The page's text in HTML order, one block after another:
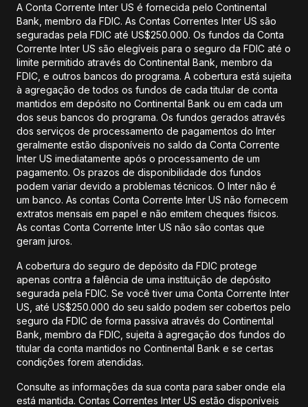
A Conta Corrente Inter US é fornecida pelo Continental
Bank, membro da FDIC. As Contas Correntes Inter US são
seguradas pela FDIC até US$250.000. Os fundos da Conta
Corrente Inter US são elegíveis para o seguro da FDIC até o
limite permitido através do Continental Bank, membro da
FDIC, e outros bancos do programa. A cobertura está sujeita
à agregação de todos os fundos de cada titular de conta
mantidos em depósito no Continental Bank ou em cada um
dos seus bancos do programa. Os fundos gerados através
dos serviços de processamento de pagamentos do Inter
geralmente estão disponíveis no saldo da Conta Corrente
Inter US imediatamente após o processamento de um
pagamento. Os prazos de disponibilidade dos fundos
podem variar devido a problemas técnicos. O Inter não é
um banco. As contas Conta Corrente Inter US não fornecem
extratos mensais em papel e não emitem cheques físicos.
As contas Conta Corrente Inter US não são contas que
geram juros.
A cobertura do seguro de depósito da FDIC protege
apenas contra a falência de uma instituição de depósito
segurada pela FDIC. Se você tiver uma Conta Corrente Inter
US, até US$250.000 do seu saldo podem ser cobertos pelo
seguro da FDIC de forma passiva através do Continental
Bank, membro da FDIC, sujeita à agregação dos fundos do
titular da conta mantidos no Continental Bank e se certas
condições forem atendidas.
Consulte as informações da sua conta para saber onde ela
está mantida. Contas Correntes Inter US estão disponíveis